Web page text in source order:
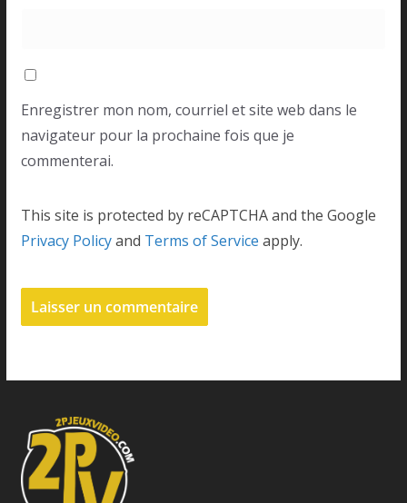
Enregistrer mon nom, courriel et site web dans le
navigateur pour la prochaine fois que je
commenterai.
This site is protected by reCAPTCHA and the Google
Privacy Policyand Terms of Service apply.